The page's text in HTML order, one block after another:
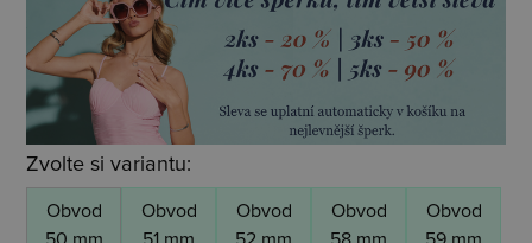
Zvolte si variantu:
Obvod
Obvod
Obvod
Obvod
Obvod